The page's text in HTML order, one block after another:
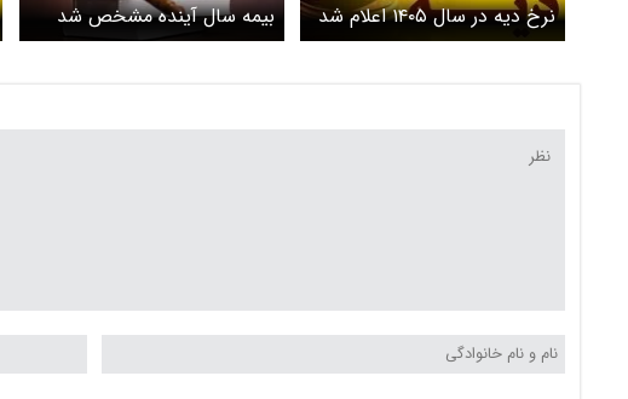
نرخ دیه در سال ۱۴۰۵ اعلام شد بیمه سال آینده مشخص شد